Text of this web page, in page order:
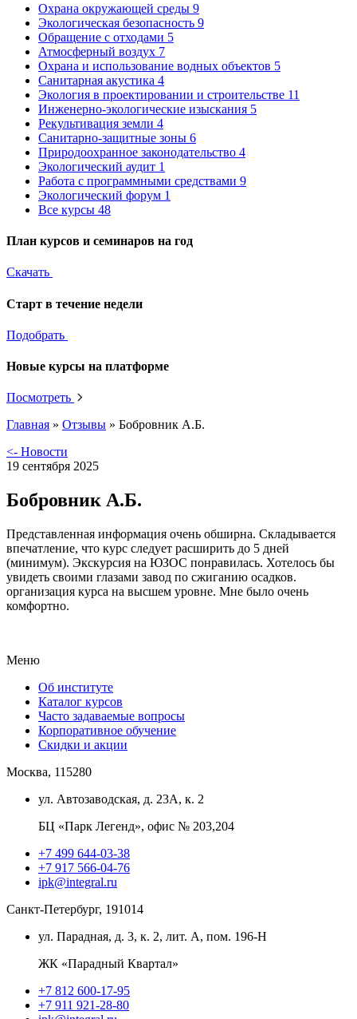
Охрана окружающей среды 9
Экологическая безопасность 9
Обращение с отходами 5
Атмосферный воздух 7
Охрана и использование водных объектов 5
Санитарная акустика 4
Экология в проектировании и строительстве 11
Инженерно-экологические изыскания 5
Рекультивация земли 4
Санитарно-защитные зоны 6
Природоохранное законодательство 4
Экологический аудит 1
Работа с программными средствами 9
Экологический форум 1
Все курсы 48
План курсов и семинаров на год
Скачать
Старт в течение недели
Подобрать
Новые курсы на платформе
Посмотреть
Главная » Отзывы » Бобровник А.Б.
<- Новости
19 сентября 2025
Бобровник А.Б.
Представленная информация очень обширна. Складывается
впечатление, что курс следует расширить до 5 дней
(минимум). Экскурсия на ЮЗОС понравилась. Хотелось бы
увидеть своими глазами завод по сжиганию осадков.
организация курса на высшем уровне. Мне было очень
комфортно.
Меню
Об институте
Каталог курсов
Часто задаваемые вопросы
Корпоративное обучение
Скидки и акции
Москва, 115280
ул. Автозаводская, д. 23А, к. 2
БЦ «Парк Легенд», офис № 203,204
+7 499 644-03-38
+7 917 566-04-76
ipk@integral.ru
Санкт-Петербург, 191014
ул. Парадная, д. 3, к. 2, лит. А, пом. 196-Н
ЖК «Парадный Квартал»
+7 812 600-17-95
+7 911 921-28-80